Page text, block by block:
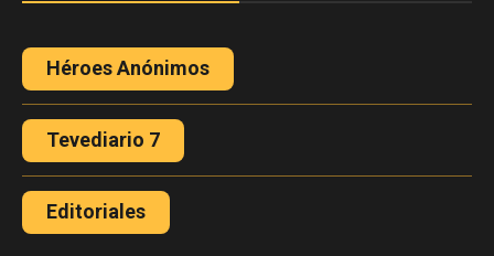
Héroes Anónimos
Tevediario 7
Editoriales